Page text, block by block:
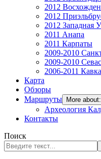
2012
2012
2012 Западная
2011 Анапа
2011 Карпаты
2009-2010
2009-2010
2006-2011
Карта
Обзоры
Маршруты
More
Археология
Контакты
Поиск